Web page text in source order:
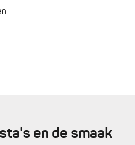
en de smaak